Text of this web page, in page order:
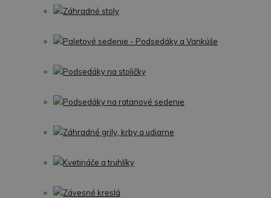
Záhradné stoly
Paletové sedenie - Podsedáky a Vankúše
Podsedáky na stoličky
Podsedáky na ratanové sedenie
Záhradné grily, krby a udiarne
Kvetináče a truhlíky
Závesné kreslá